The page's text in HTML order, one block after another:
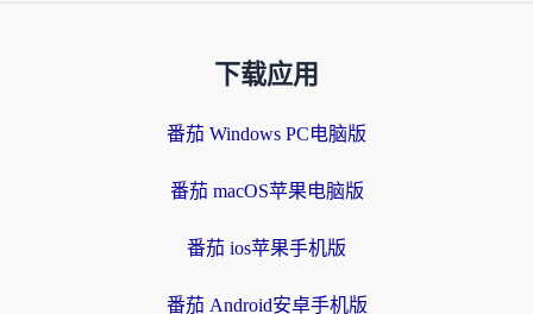
下载应用
番茄 Windows PC电脑版
番茄 macOS苹果电脑版
番茄 ios苹果手机版
番茄 Android安卓手机版